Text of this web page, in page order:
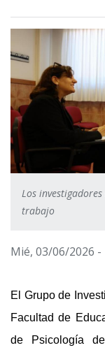
Los
trabajo
Mié, 03/06/2026 -
El Grupo de
Facultad de
de Psicología